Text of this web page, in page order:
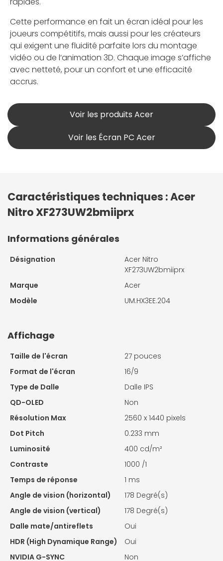
Cette performance en fait un écran idéal pour les
joueurs compétitifs, mais aussi pour les créateurs
qui exigent une fluidité parfaite lors du montage
vidéo ou de l’animation 3D. Chaque image s’affiche
avec netteté, pour un confort et une efficacité
accrus.
Voir les produits Acer
Voir les Écran PC Acer
Caractéristiques techniques : Acer
Nitro XF273UW2bmiiprx
Informations générales
Désignation
Acer Nitro
XF273UW2bmiiprx
Marque
Acer
Modèle
UM.HX3EE.204
Affichage
Taille de l'écran
27 pouces
Format de l'écran
16/9
Type de Dalle
Dalle IPS
QD-OLED
Non
Résolution Max
2560 x 1440 pixels
Dot Pitch
0.233 mm
Luminosité
400 cd/m²
Contraste
1000 /1
Temps de réponse
1 ms
Angle de vision (horizontal)
178 Degré(s)
Angle de vision (vertical)
178 Degré(s)
Dalle mate/antireflets
Oui
HDR (High Dynamique Range)
Oui
NVIDIA G-SYNC
Non